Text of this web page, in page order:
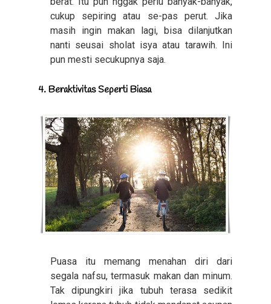
cukup sepiring atau se-pas perut. Jika
masih ingin makan lagi, bisa dilanjutkan
nanti seusai sholat isya atau tarawih. Ini
pun mesti secukupnya saja.
4. Beraktivitas Seperti Biasa
Puasa itu memang menahan diri dari
segala nafsu, termasuk makan dan minum.
Tak dipungkiri jika tubuh terasa sedikit